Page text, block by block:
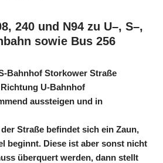
240 und N94 zu U–, S–,
sowie Bus 256
Bahnhof Storkower Straße
U-Bahnhof
aussteigen und in
Straße befindet sich ein Zaun,
beginnt. Diese ist aber sonst nicht
überquert werden, dann stellt